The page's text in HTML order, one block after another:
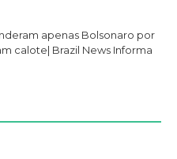
apenas Bolsonaro por
calote| Brazil News Informa